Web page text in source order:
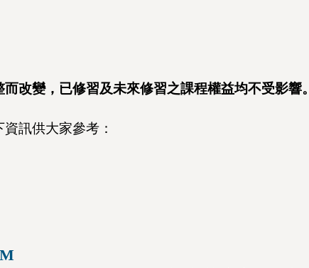
改變，已修習及未來修習之課程權益均不受影響。
訊供大家參考：